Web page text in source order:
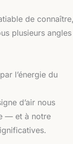
de
plusieurs
l’énergie du
d’air nous
— et à notre